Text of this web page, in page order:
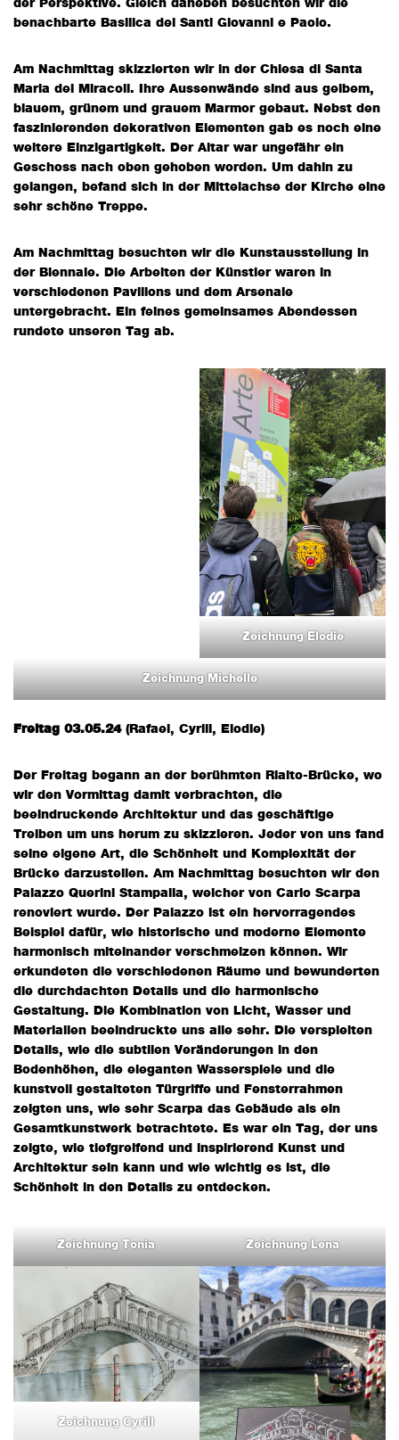
der Perspektive. Gleich daneben besuchten wir die
benachbarte Basilica dei Santi Giovanni e Paolo.
Am Nachmittag skizzierten wir in der Chiesa di Santa
Maria dei Miracoli. Ihre Aussenwände sind aus gelbem,
blauem, grünem und grauem Marmor gebaut. Nebst den
faszinierenden dekorativen Elementen gab es noch eine
weitere Einzigartigkeit. Der Altar war ungefähr ein
Geschoss nach oben gehoben worden. Um dahin zu
gelangen, befand sich in der Mittelachse der Kirche eine
sehr schöne Treppe.
Am Nachmittag besuchten wir die Kunstausstellung in
der Biennale. Die Arbeiten der Künstler waren in
verschiedenen Pavillons und dem Arsenale
untergebracht. Ein feines gemeinsames Abendessen
rundete unseren Tag ab.
Zeichnung Elodie
Zeichnung Michelle
Freitag 03.05.24 (Rafael, Cyrill, Elodie)
Der Freitag begann an der berühmten Rialto-Brücke, wo
wir den Vormittag damit verbrachten, die
beeindruckende Architektur und das geschäftige
Treiben um uns herum zu skizzieren. Jeder von uns fand
seine eigene Art, die Schönheit und Komplexität der
Brücke darzustellen. Am Nachmittag besuchten wir den
Palazzo Querini Stampalia, welcher von Carlo Scarpa
renoviert wurde. Der Palazzo ist ein hervorragendes
Beispiel dafür, wie historische und moderne Elemente
harmonisch miteinander verschmelzen können. Wir
erkundeten die verschiedenen Räume und bewunderten
die durchdachten Details und die harmonische
Gestaltung. Die Kombination von Licht, Wasser und
Materialien beeindruckte uns alle sehr. Die verspielten
Details, wie die subtilen Veränderungen in den
Bodenhöhen, die eleganten Wasserspiele und die
kunstvoll gestalteten Türgriffe und Fensterrahmen
zeigten uns, wie sehr Scarpa das Gebäude als ein
Gesamtkunstwerk betrachtete. Es war ein Tag, der uns
zeigte, wie tiefgreifend und inspirierend Kunst und
Architektur sein kann und wie wichtig es ist, die
Schönheit in den Details zu entdecken.
Zeichnung Tonia Zeichnung Lena
Zeichnung Cyrill